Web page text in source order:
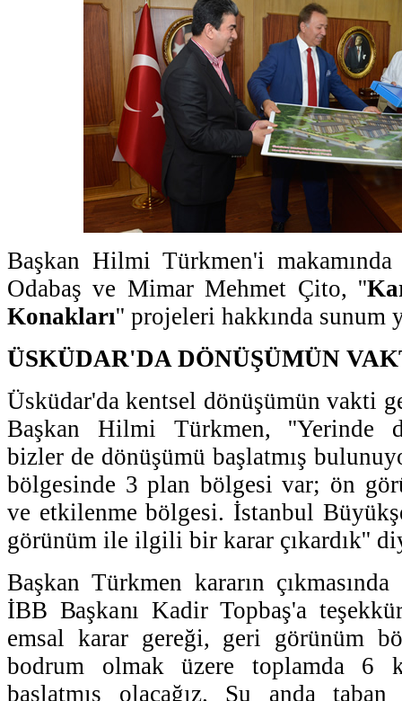
Başkan Hilmi Türkmen'i
Odabaş ve Mimar Mehmet Çito, ''
Konakları'' projeleri hakkında sunum
ÜSKÜDAR'DA DÖNÜŞÜMÜN
Üsküdar'da kentsel dönüşümün vakti
Başkan Hilmi Türkmen, ''Yerinde
bizler de dönüşümü başlatmış
bölgesinde 3 plan bölgesi var; ön
ve etkilenme bölgesi. İstanbul
görünüm ile ilgili bir karar çıkardık''
Başkan Türkmen kararın çıkmasında
İBB Başkanı Kadir Topbaş'a
emsal karar gereği, geri görünüm
bodrum olmak üzere toplamda 6
başlatmış olacağız. Şu anda